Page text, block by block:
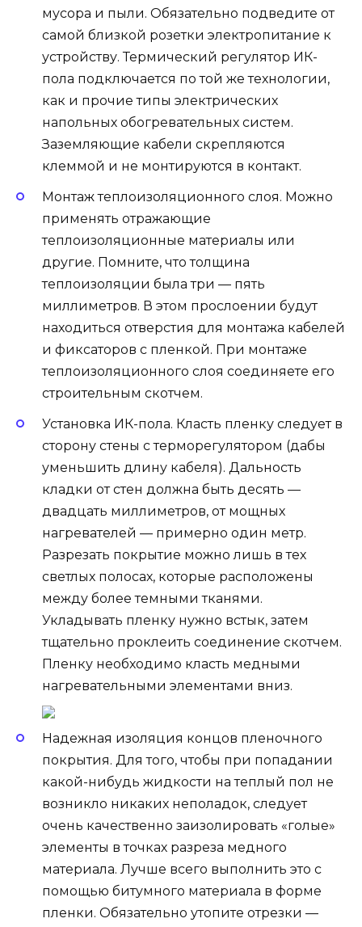
мусора и пыли. Обязательно подведите от
самой близкой розетки электропитание к
устройству. Термический регулятор ИК-
пола подключается по той же технологии,
как и прочие типы электрических
напольных обогревательных систем.
Заземляющие кабели скрепляются
клеммой и не монтируются в контакт.
Монтаж теплоизоляционного слоя. Можно
применять отражающие
теплоизоляционные материалы или
другие. Помните, что толщина
теплоизоляции была три — пять
миллиметров. В этом прослоении будут
находиться отверстия для монтажа кабелей
и фиксаторов с пленкой. При монтаже
теплоизоляционного слоя соединяете его
строительным скотчем.
Установка ИК-пола. Класть пленку следует в
сторону стены с терморегулятором (дабы
уменьшить длину кабеля). Дальность
кладки от стен должна быть десять —
двадцать миллиметров, от мощных
нагревателей — примерно один метр.
Разрезать покрытие можно лишь в тех
светлых полосах, которые расположены
между более темными тканями.
Укладывать пленку нужно встык, затем
тщательно проклеить соединение скотчем.
Пленку необходимо класть медными
нагревательными элементами вниз.
Надежная изоляция концов пленочного
покрытия. Для того, чтобы при попадании
какой-нибудь жидкости на теплый пол не
возникло никаких неполадок, следует
очень качественно заизолировать «голые»
элементы в точках разреза медного
материала. Лучше всего выполнить это с
помощью битумного материала в форме
пленки. Обязательно утопите отрезки —